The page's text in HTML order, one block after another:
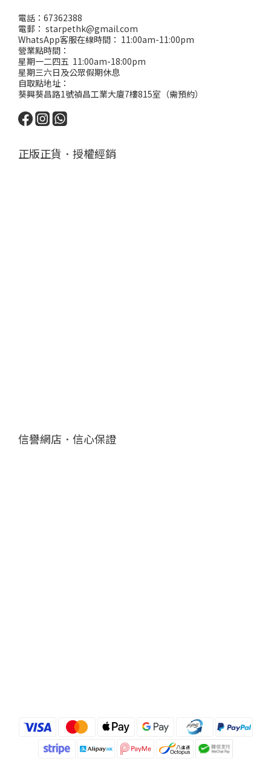
電話：67362388
電郵： starpethk@gmail.com
WhatsApp客服在線時間： 11:00am-11:00pm
營業點時間：
星期一二四五 11:00am-18:00pm
星期三六日及公眾假期休息
自取點地址：
葵興葵昌路1號禎昌工業大廈7樓815室（需預約）
正版正貨．授權經銷
信譽網店．信心保證